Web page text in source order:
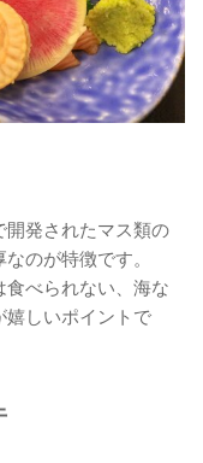
開発されたマス類の
のが特徴です。
べられない、海な
嬉しいポイントで